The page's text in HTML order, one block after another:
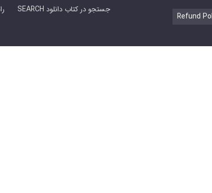
SEARCH جستجو در کتاب دانلود